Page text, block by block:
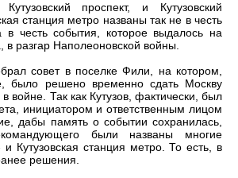
проспект, и Кутузовский
станция метро названы так не в честь
в честь события, которое выдалось на
в разгар Наполеоновской войны.
совет в поселке Фили, на котором,
было решено временно сдать Москву
войне. Так как Кутузов, фактически, был
инициатором и ответственным лицом
дабы память о событии сохранилась,
были названы многие
Кутузовская станция метро. То есть, в
решения.